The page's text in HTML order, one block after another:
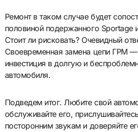
Ремонт в таком случае будет
половиной подержанного
Стоит ли рисковать? Очевидный
Своевременная замена цепи ГРМ —
инвестиция в долгую и
автомобиля.
Подведем итог. Любите свой
обслуживайте его,
посторонним звукам и доверяйте